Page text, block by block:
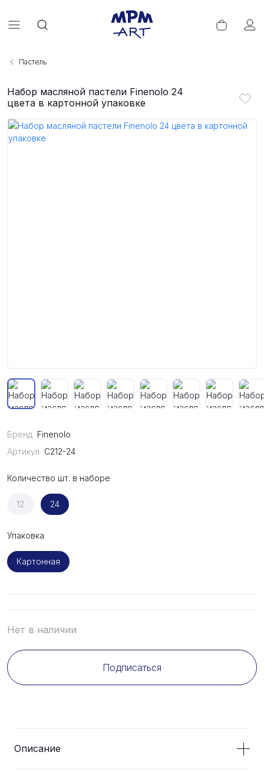
Пастель
Набор масляной пастели Finenolo 24
цвета в картонной упаковке
Бренд Finenolo
Артикул C212-24
Количество шт. в наборе
12 24
Упаковка
Картонная
Нет в наличии
Подписаться
Описание